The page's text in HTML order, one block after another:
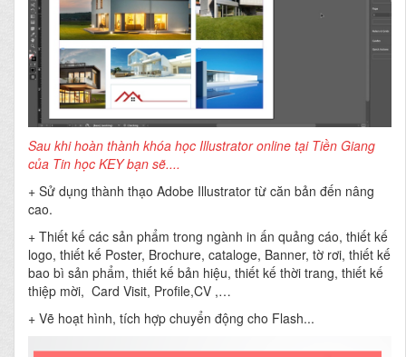
Sau khi hoàn thành khóa học Illustrator online tại Tiền Giang
của Tin học KEY bạn sẽ....
+ Sử dụng thành thạo Adobe Illustrator từ căn bản đến nâng
cao.
+ Thiết kế các sản phẩm trong ngành in ấn quảng cáo, thiết kế
logo, thiết kế Poster, Brochure, cataloge, Banner, tờ rơi, thiết kế
bao bì sản phẩm, thiết kế bản hiệu, thiết kế thời trang, thiết kế
thiệp mời, Card Visit, Profile,CV ,…
+ Vẽ hoạt hình, tích hợp chuyển động cho Flash...